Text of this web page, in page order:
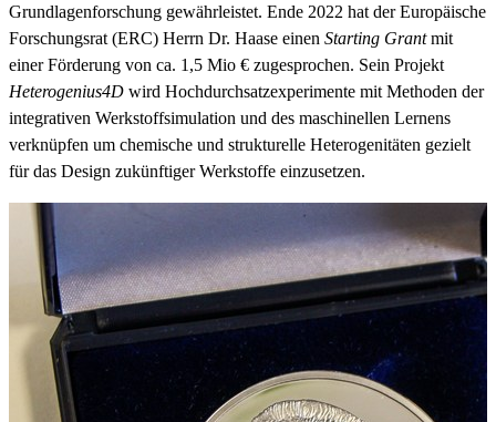
Grundlagenforschung gewährleistet. Ende 2022 hat der Europäische
Forschungsrat (ERC) Herrn Dr. Haase einen Starting Grantmit
einer Förderung von ca. 1,5 Mio € zugesprochen. Sein Projekt
Heterogenius4D wird Hochdurchsatzexperimente mit Methoden der
integrativen Werkstoffsimulation und des maschinellen Lernens
verknüpfen um chemische und strukturelle Heterogenitäten gezielt
für das Design zukünftiger Werkstoffe einzusetzen.